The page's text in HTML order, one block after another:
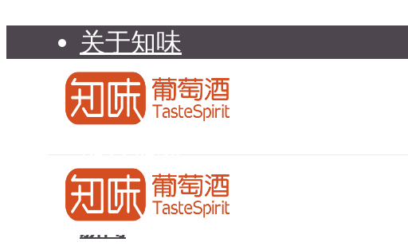
关于知味
知味介绍
知味专家顾问委员会
联系我们
知味荐酒
新闻